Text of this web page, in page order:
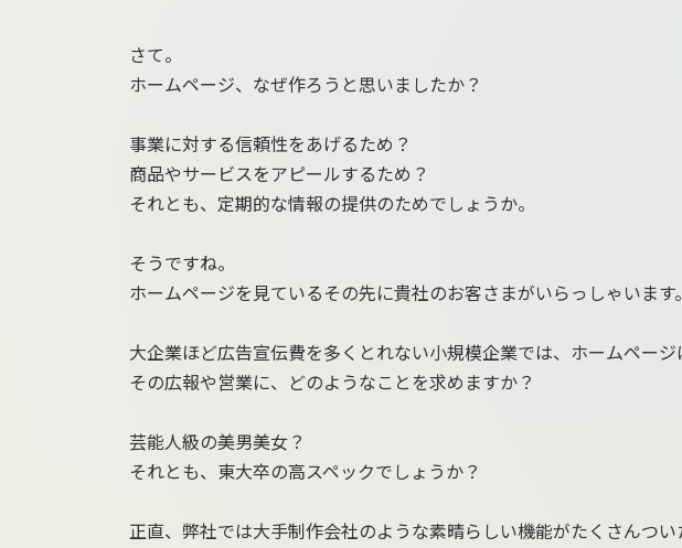
さて。
ホームページ、なぜ作ろうと思いましたか？
事業に対する信頼性をあげるため？
商品やサービスをアピールするため？
それとも、定期的な情報の提供のためでしょうか。
そうですね。
ホームページを見ているその先に貴社のお客さまがいらっしゃいます。
大企業ほど広告宣伝費を多くとれない小規模企業では、ホームペー
その広報や営業に、どのようなことを求めますか？
芸能人級の美男美女？
それとも、東大卒の高スペックでしょうか？
正直、弊社では大手制作会社のような素晴らしい機能がたくさんつ